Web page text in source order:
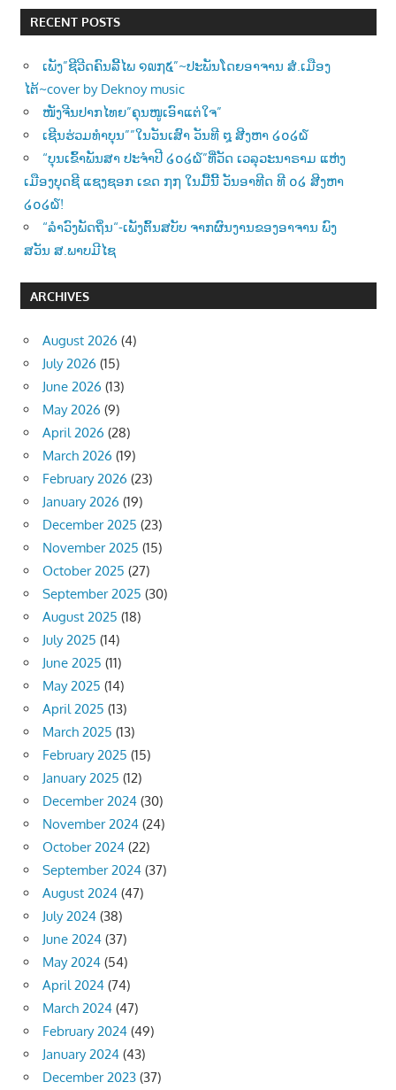
RECENT POSTS
ເພັງ”ຊີວີດຄົນລີ້ໄພ ໑໙໗໕”~ປະພັນໂດຍອາຈານ ສໍ.ເມືອງ
ໄຕ້~cover by Deknoy music
ໜັງຈີນປາກໄທຍ”ຄຸນໜູເອົາແຕ່ໃຈ”
ເຊີນຮ່ວມທຳບຸນ””ໃນວັນເສົາ ວັນທີ ໘ ສີງຫາ ໒໐໒໖
“ບຸນເຂົ້າພັນສາ ປະຈຳປີ ໒໐໒໖”ທີ່ວັດ ເວລຸວະນາຣາມ ແຫ່ງ
ເມືອງບຸດຊີ ແຊງຊອກ ເຂດ ໗໗ ໃນມື້ນີ້ ວັນອາທີດ ທີ ໐໒ ສີງຫາ
໒໐໒໖!
“ລຳວົງພັດຖິ່ນ“-ເພັງຕົ້ນສບັບ ຈາກຜົນງານຂອງອາຈານ ພົງ
ສວັນ ສ.ພາບມີໄຊ
ARCHIVES
August 2026 (4)
July 2026 (15)
June 2026 (13)
May 2026 (9)
April 2026 (28)
March 2026 (19)
February 2026 (23)
January 2026 (19)
December 2025 (23)
November 2025 (15)
October 2025 (27)
September 2025 (30)
August 2025 (18)
July 2025 (14)
June 2025 (11)
May 2025 (14)
April 2025 (13)
March 2025 (13)
February 2025 (15)
January 2025 (12)
December 2024 (30)
November 2024 (24)
October 2024 (22)
September 2024 (37)
August 2024 (47)
July 2024 (38)
June 2024 (37)
May 2024 (54)
April 2024 (74)
March 2024 (47)
February 2024 (49)
January 2024 (43)
December 2023 (37)